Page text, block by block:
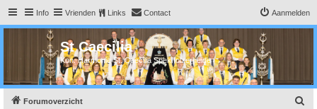
Info Vrienden Links Contact Aanmelden
St Caecilia
Kon. Harmonie St. Caecilia Spekholzerheide
Forumoverzicht